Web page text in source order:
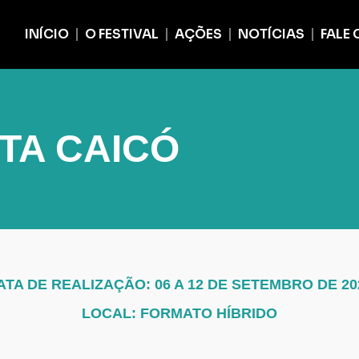
INÍCIO O FESTIVAL AÇÕES NOTÍCIAS FALE
CAICÓ
DE REALIZAÇÃO: 06 A 12 DE SETEMBRO DE
LOCAL: FORMATO HÍBRIDO